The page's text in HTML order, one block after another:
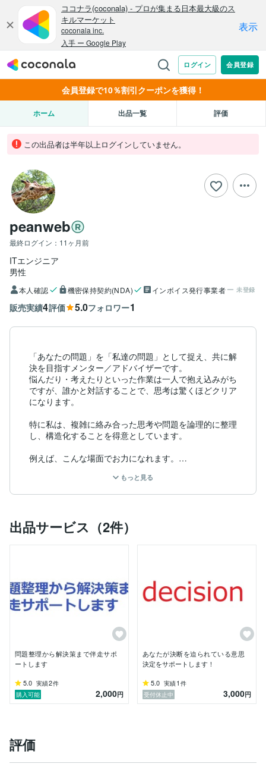
会員登録で10％割引クーポンを獲得！
ホーム 出品一覧 評価
この出品者は半年以上ログインしていません。
peanweb
最終ログイン： 11ヶ月前
ITエンジニア
男性
本人確認 機密保持契約(NDA) インボイス発行事業者 未登録
販売実績4評価 5.0フォロワー1
「あなたの問題」を「私達の問題」として捉え、共に解
決を目指すメンター／アドバイザーです。
悩んだり・考えたりといった作業は一人で抱え込みがち
ですが、誰かと対話することで、思考は驚くほどクリア
になります。
特に私は、複雑に絡み合った思考や問題を論理的に整理
し、構造化することを得意としています。
例えば、こんな場面でお力になれます。
要素を分解・比較し、納得のいく意思決定や優先順位付
けをサポートします。
して設定します。
・ 複雑な情報や目標達成までの道のりを、実行可能な
ステップに分解し、具体的な行動計画に落とし込みま
これにより、問題の本質が明確になり、次に取るべき具
体的な行動が見えてきます。
特にコンサルティング的なアプローチとして、このロジ
カルな思考整理を通じて、
あなたの課題解決を力強くサポートします。
もっと見る
出品サービス（2件）
問題整理から解決策まで伴走サポ
ートします
5.0 実績2件
購入可能
2,000円
あなたが決断を迫られている意思
決定をサポートします！
5.0 実績1 件
受付休止中
3,000円
評価